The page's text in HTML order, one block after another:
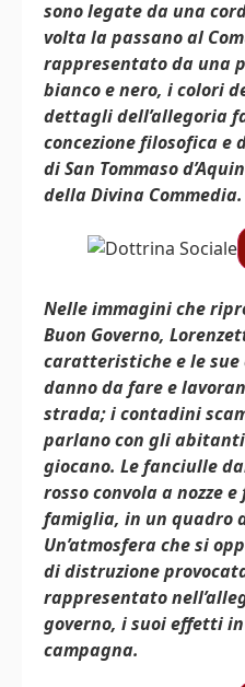
sono legate da una
volta la passano al
rappresentato da una
bianco e nero, i colori
dettagli dell’allegoria
concezione filosofica e
di San Tommaso
della Divina Commedia.
Nelle immagini che
Buon Governo,
caratteristiche e le sue
danno da fare e
strada; i contadini
parlano con gli
giocano. Le fanciulle
rosso convola a nozze
famiglia, in un quadro
Un’atmosfera che si
di distruzione
rappresentato
governo, i suoi effetti
campagna.